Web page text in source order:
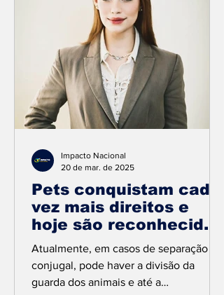
Pets conquistam cada
vez mais direitos e
hoje são reconhecidos
como membros da
família
Atualmente, em casos de separação
conjugal, pode haver a divisão da
guarda dos animais e até a
Impacto Nacional
20 de mar. de 2025